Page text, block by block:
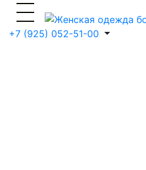
+7 (925) 052-51-00